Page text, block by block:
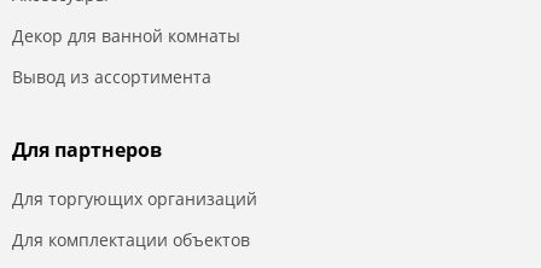
Декор для ванной комнаты
Вывод из ассортимента
Для партнеров
Для торгующих организаций
Для комплектации объектов